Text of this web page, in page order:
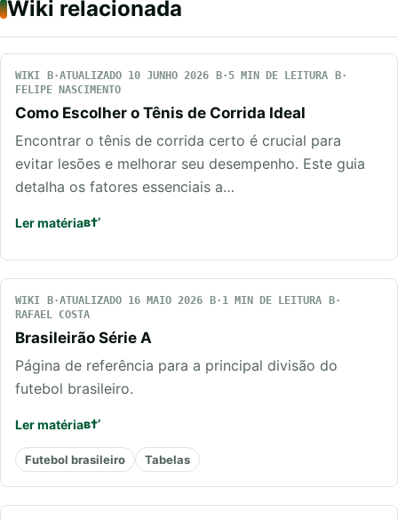
Wiki relacionada
WIKI ATUALIZADO 10 JUNHO 2026
5 MIN DE LEITURA
FELIPE NASCIMENTO
Como Escolher o Tênis de Corrida Ideal
Encontrar o tênis de corrida certo é crucial para
evitar lesões e melhorar seu desempenho. Este guia
detalha os fatores essenciais a…
Ler matéria
WIKI ATUALIZADO 16 MAIO 2026
1 MIN DE LEITURA
RAFAEL COSTA
Brasileirão Série A
Página de referência para a principal divisão do
futebol brasileiro.
Ler matéria
Futebol brasileiro Tabelas